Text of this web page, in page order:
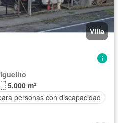
Villa
5,000 m²
personas con discapacidad